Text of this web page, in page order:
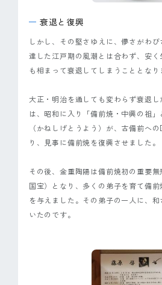
EN
衰退と復興
しかし、その堅さゆえに、儚さがわ
達した江戸期の風潮とは合わず、安
も相まって衰退してしまうこととなり
大正・明治を通しても変わらず衰退
は、昭和に入り「備前焼・中興の祖
（かねしげとうよう）が、古備前へ
り、見事に備前焼を復興させました。
その後、金重陶陽は備前焼初の重要
国宝）となり、多くの弟子を育て備
を与えました。その弟子の一人に、
いたのです。